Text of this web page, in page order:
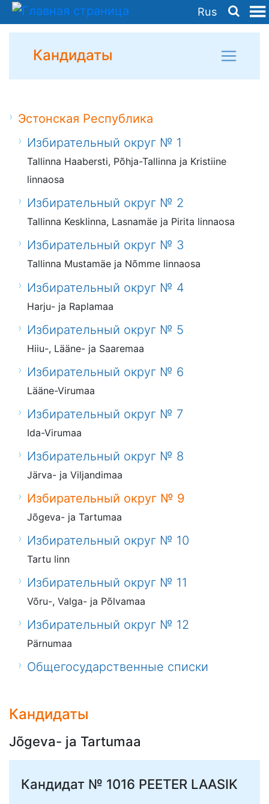
Rus
Кандидаты
Эстонская Республика
Избирательный округ № 1
Tallinna Haabersti, Põhja-Tallinna ja Kristiine
linnaosa
Избирательный округ № 2
Tallinna Kesklinna, Lasnamäe ja Pirita linnaosa
Избирательный округ № 3
Tallinna Mustamäe ja Nõmme linnaosa
Избирательный округ № 4
Harju- ja Raplamaa
Избирательный округ № 5
Hiiu-, Lääne- ja Saaremaa
Избирательный округ № 6
Lääne-Virumaa
Избирательный округ № 7
Ida-Virumaa
Избирательный округ № 8
Järva- ja Viljandimaa
Избирательный округ № 9
Jõgeva- ja Tartumaa
Избирательный округ № 10
Tartu linn
Избирательный округ № 11
Võru-, Valga- ja Põlvamaa
Избирательный округ № 12
Pärnumaa
Общегосударственные списки
Кандидаты
Jõgeva- ja Tartumaa
Кандидат № 1016 PEETER LAASIK